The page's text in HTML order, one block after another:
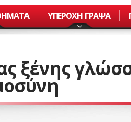
ΥΠΕΡΟΧΗ ΓΡΑΨΑ
ξένης